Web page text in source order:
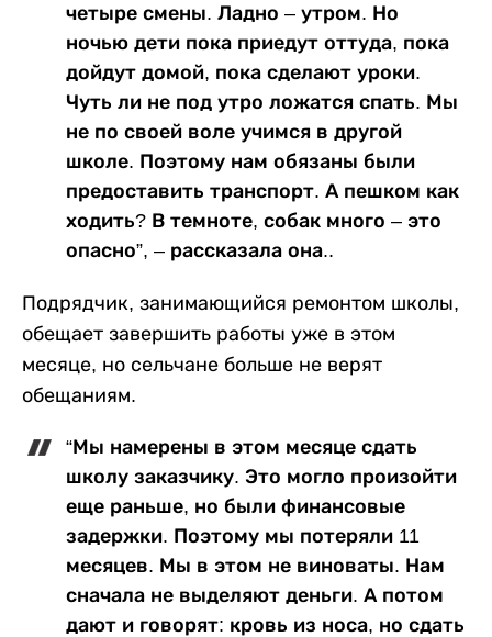
четыре смены. Ладно – утром. Но
ночью дети пока приедут оттуда, пока
дойдут домой, пока сделают уроки.
Чуть ли не под утро ложатся спать. Мы
не по своей воле учимся в другой
школе. Поэтому нам обязаны были
предоставить транспорт. А пешком как
ходить? В темноте, собак много – это
опасно”, – рассказала она..
Подрядчик, занимающийся ремонтом школы,
обещает завершить работы уже в этом
месяце, но сельчане больше не верят
обещаниям.
“Мы намерены в этом месяце сдать
школу заказчику. Это могло произойти
еще раньше, но были финансовые
задержки. Поэтому мы потеряли 11
месяцев. Мы в этом не виноваты. Нам
сначала не выделяют деньги. А потом
дают и говорят: кровь из носа, но сдать